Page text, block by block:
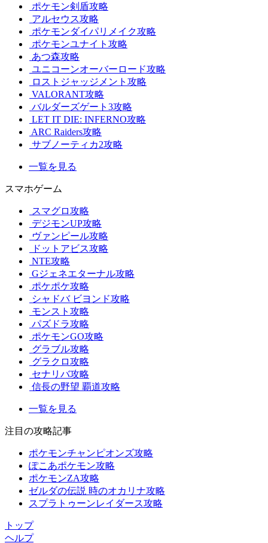
ポケモン剣盾攻略
アルセウス攻略
ポケモンダイパリメイク攻略
ポケモンユナイト攻略
あつ森攻略
ユニコーンオーバーロード攻略
ロストジャッジメント攻略
VALORANT攻略
バルダーズゲート3攻略
LET IT DIE: INFERNO攻略
ARC Raiders攻略
サブノーティカ2攻略
一覧を見る
スマホゲーム
スマグロ攻略
デジモンUP攻略
ヴァンピール攻略
ドットアビス攻略
NTE攻略
Gジェネエターナル攻略
ポケポケ攻略
シャドバ ビヨンド攻略
モンスト攻略
パズドラ攻略
ポケモンGO攻略
グラブル攻略
グラクロ攻略
セナリバ攻略
信長の野望 覇道攻略
一覧を見る
注目の攻略記事
ポケモンチャンピオンズ攻略
ぽこあポケモン攻略
ポケモンZA攻略
ゼルダの伝説 時のオカリナ攻略
スプラトゥーンレイダース攻略
トップ
ヘルプ